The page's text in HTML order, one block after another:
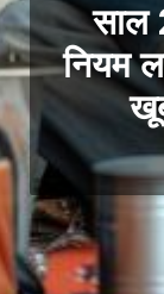
साल
नियम